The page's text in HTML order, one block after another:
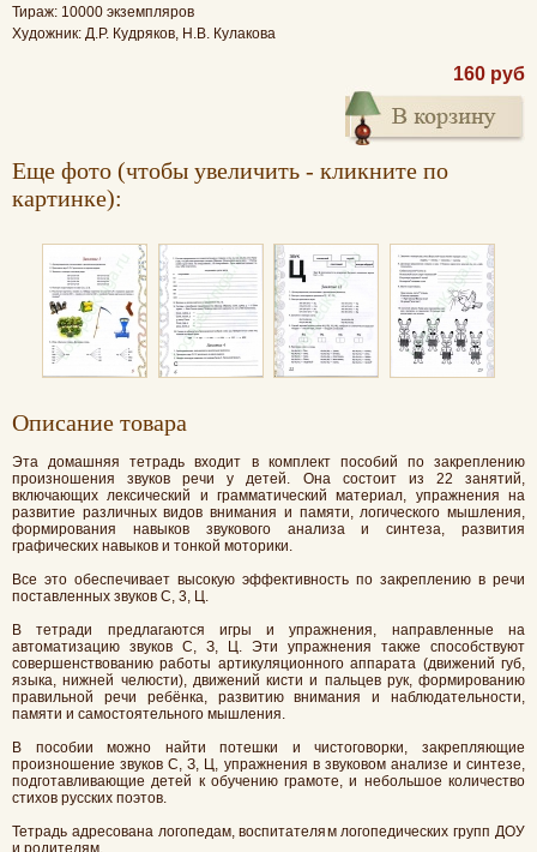
Тираж: 10000 экземпляров
Художник: Д.Р. Кудряков, Н.В. Кулакова
160 руб
Еще фото (чтобы увеличить - кликните по
картинке):
Oписание товара
Эта домашняя тетрадь входит в комплект пособий по закреплению
произношения звуков речи у детей. Она состоит из 22 занятий,
включающих лексический и грамматический материал, упражнения на
развитие различных видов внимания и памяти, логического мышления,
формирования навыков звукового анализа и синтеза, развития
графических навыков и тонкой моторики.
Все это обеспечивает высокую эффективность по закреплению в речи
поставленных звуков С, 3, Ц.
В тетради предлагаются игры и упражнения, направленные на
автоматизацию звуков С, З, Ц. Эти упражнения также способствуют
совершенствованию работы артикуляционного аппарата (движений губ,
языка, нижней челюсти), движений кисти и пальцев рук, формированию
правильной речи ребёнка, развитию внимания и наблюдательности,
памяти и самостоятельного мышления.
В пособии можно найти потешки и чистоговорки, закрепляющие
произношение звуков С, З, Ц, упражнения в звуковом анализе и синтезе,
подготавливающие детей к обучению грамоте, и небольшое количество
стихов русских поэтов.
Тетрадь адресована логопедам, воспитателям логопедических групп ДОУ
и родителям.